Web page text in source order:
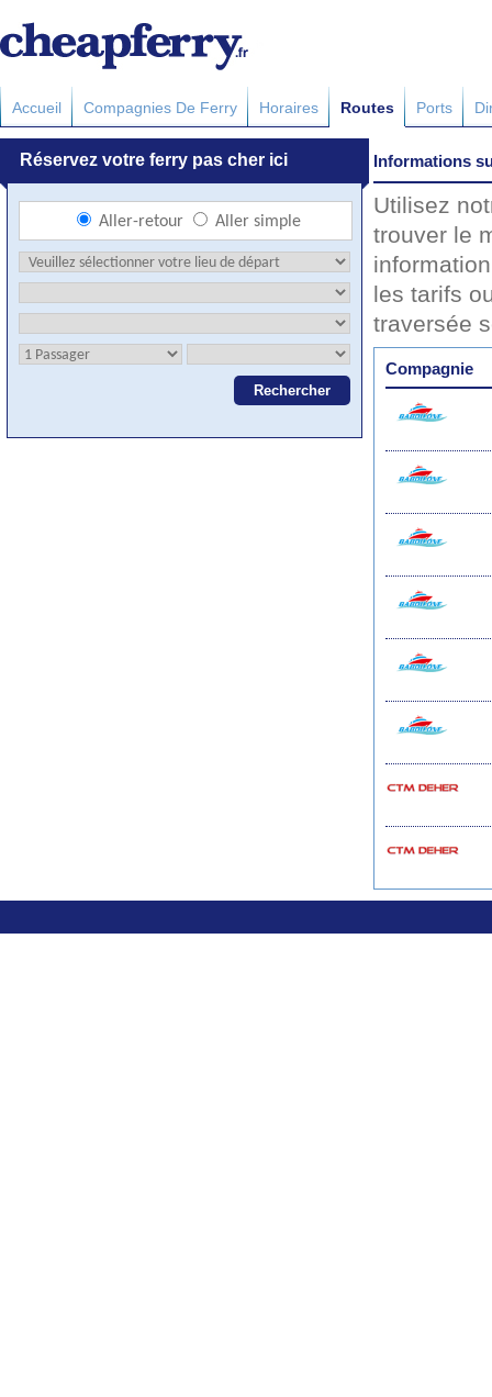
Accueil Compagnies De Ferry Horaires Routes Ports
Informations
Utilisez
trouver le
les tarifs
traversée
Compagnie